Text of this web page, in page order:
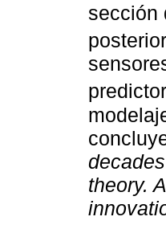
sección
theory.